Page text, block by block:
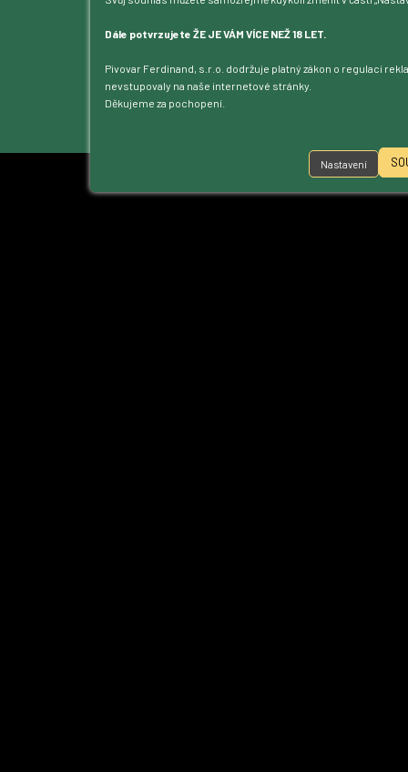
Dále potvrzujete ŽE JE VÁM VÍCE NEŽ 18 LET.
Pivovar Ferdinand, s.r.o. dodržuje platný zákon o regulaci
nevstupovaly na naše internetové stránky.
Děkujeme za pochopení.
Nastavení
Kontakt
Ke stažení
Přístupnost
Nastavení cookies